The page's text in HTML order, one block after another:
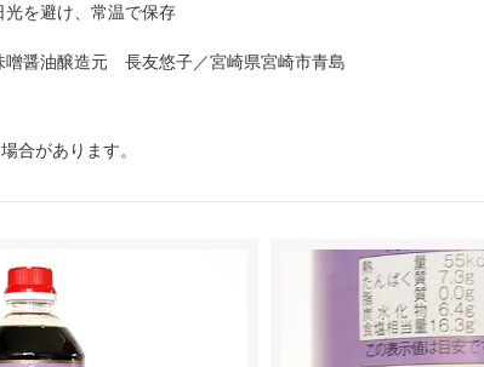
光を避け、常温で保存
噌醤油醸造元 長友悠子／宮崎県宮崎市青島
合があります。